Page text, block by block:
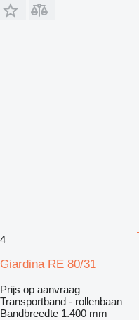
4
Giardina RE 80/31
Prijs op aanvraag
Transportband - rollenbaan
Bandbreedte 1.400 mm